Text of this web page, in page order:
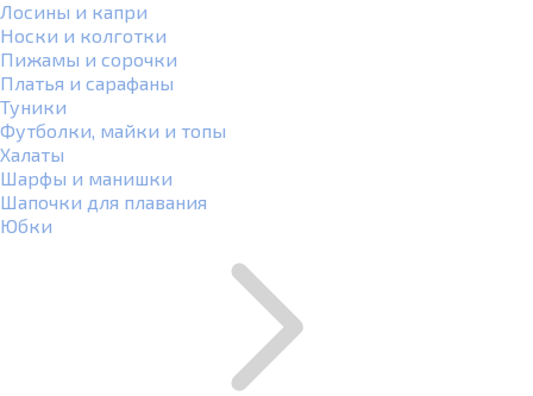
Лосины и капри
Носки и колготки
Пижамы и сорочки
Платья и сарафаны
Туники
Футболки, майки и топы
Халаты
Шарфы и манишки
Шапочки для плавания
Юбки